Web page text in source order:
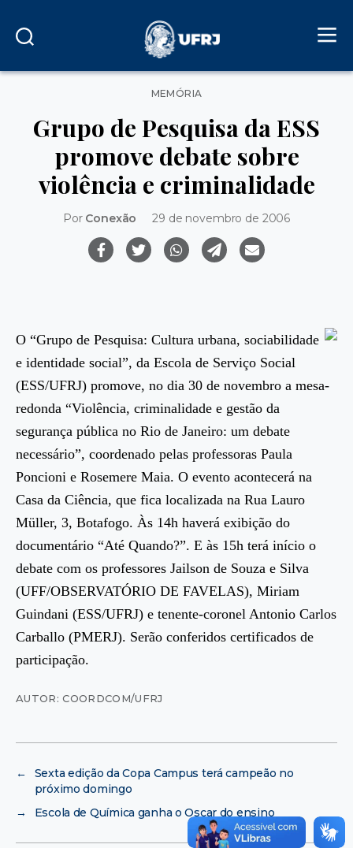
Categorias
MEMÓRIA
Grupo de Pesquisa da ESS
promove debate sobre
violência e criminalidade
Por Conexão 29 de novembro de 2006
O “Grupo de Pesquisa: Cultura urbana, sociabilidade
e identidade social”, da Escola de Serviço Social
(ESS/UFRJ) promove, no dia 30 de novembro a mesa-
redonda “Violência, criminalidade e gestão da
segurança pública no Rio de Janeiro: um debate
necessário”, coordenado pelas professoras Paula
Poncioni e Rosemere Maia. O evento acontecerá na
Casa da Ciência, que fica localizada na Rua Lauro
Müller, 3, Botafogo. Às 14h haverá exibição do
documentário “Até Quando?”. E às 15h terá início o
debate com os professores Jailson de Souza e Silva
(UFF/OBSERVATÓRIO DE FAVELAS), Miriam
Guindani (ESS/UFRJ) e tenente-coronel Antonio Carlos
Carballo (PMERJ). Serão conferidos certificados de
participação.
AUTOR: COORDCOM/UFRJ
←
Sexta edição da Copa Campus terá campeão no
próximo domingo
→
Escola de Química ganha o Oscar do ensino